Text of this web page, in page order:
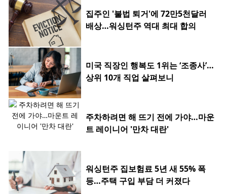
집주인 '불법 퇴거'에 72만5천달러
배상…워싱턴주 역대 최대 합의
미국 직장인 행복도 1위는 ‘조종사’…
상위 10개 직업 살펴보니
주차하려면 해 뜨기 전에 가야…마운
트 레이니어 '만차 대란'
워싱턴주 집보험료 5년 새 55% 폭
등…주택 구입 부담 더 커졌다